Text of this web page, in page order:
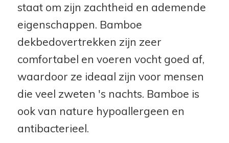
staat om zijn zachtheid en ademende
eigenschappen. Bamboe
dekbedovertrekken zijn zeer
comfortabel en voeren vocht goed af,
waardoor ze ideaal zijn voor mensen
die veel zweten 's nachts. Bamboe is
ook van nature hypoallergeen en
antibacterieel.